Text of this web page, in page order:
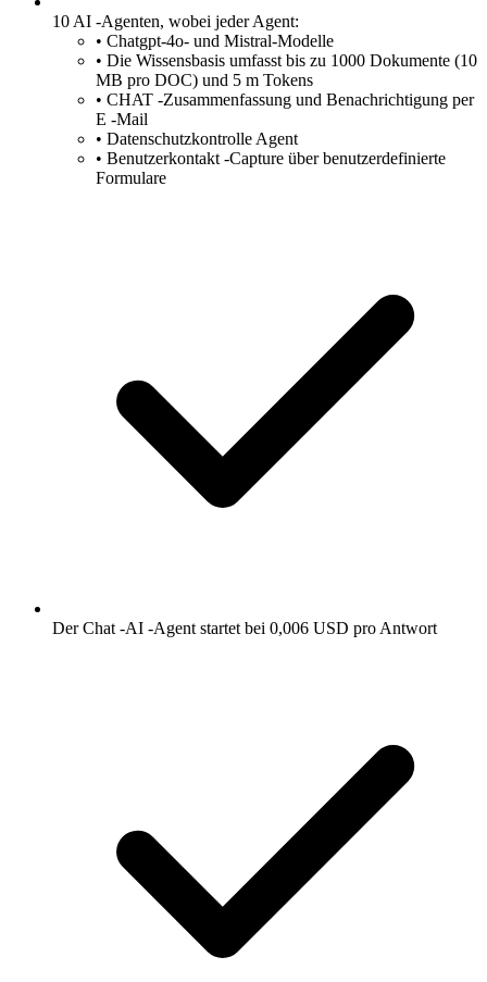
10 AI -Agenten, wobei jeder Agent:
• Chatgpt-4o- und Mistral-Modelle
• Die Wissensbasis umfasst bis zu 1000 Dokumente (10
MB pro DOC) und 5 m Tokens
• CHAT -Zusammenfassung und Benachrichtigung per
E -Mail
• Datenschutzkontrolle Agent
• Benutzerkontakt -Capture über benutzerdefinierte
Formulare
Der Chat -AI -Agent startet bei 0,006 USD pro Antwort